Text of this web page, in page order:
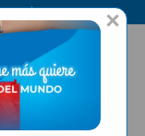
×
A LA